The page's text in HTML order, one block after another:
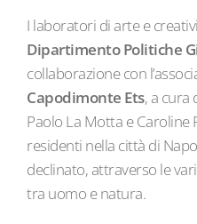
I laboratori di arte e
Dipartimento Politiche
collaborazione con
Capodimonte Ets, a cura
Paolo La Motta e Caroline
residenti nella città di
declinato, attraverso le
tra uomo e natura.